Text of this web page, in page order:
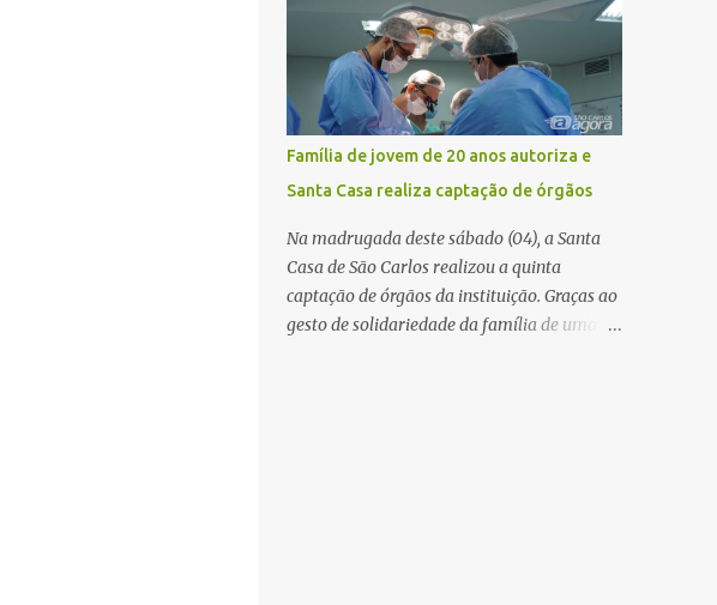
conseguir acessar o sistema, a vítima tentou
novamente contato com o suposto gerente,
mas não obteve resposta. Na segunda-fe...
acordo com as primeiras informações, a
confusão teria começado dentro do
estabelecimento e se estendido para a área
externa, quando dois homens armados
passaram a efetuar diversos disparos. Duas
vítimas morreram ainda no local. Outras
três pessoas foram baleadas e socorridas.
Até o momento, não foram divulgadas
informações oficiais sobre o estado de saúde
dos feridos. Equipes da Polícia Militar de
Santa Gertrudes atenderam a ocorrência e
Família de jovem de 20 anos autoriza e
Santa Casa realiza captação de órgãos
Na madrugada deste sábado (04), a Santa
Casa de São Carlos realizou a quinta
captação de órgãos da instituição. Graças ao
gesto de solidariedade da família de uma